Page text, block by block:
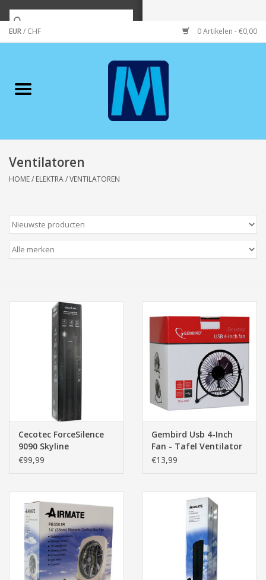
EUR/ CHF 0 Artikelen - €0,00
Merken
Wonen/koken/huishouden
Wenskaarten
Zeeuws/Streek
Speelgoed & hobby
Cadeau & feest
Contact/Locatie
Veiligheid
Pasen
Ventilatoren
HOME/ ELEKTRA/VENTILATOREN
Cecotec ForceSilence
9090 Skyline
kolomventilator
€99,99
Gembird Usb 4-Inch
Fan - Tafel Ventilator
€13,99